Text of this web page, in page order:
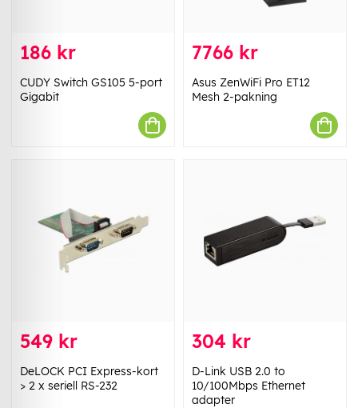
186 kr
CUDY Switch GS105 5-port
Gigabit
7766 kr
Asus ZenWiFi Pro ET12
Mesh 2-pakning
549 kr
DeLOCK PCI Express-kort
> 2 x seriell RS-232
304 kr
D-Link USB 2.0 to
10/100Mbps Ethernet
adapter